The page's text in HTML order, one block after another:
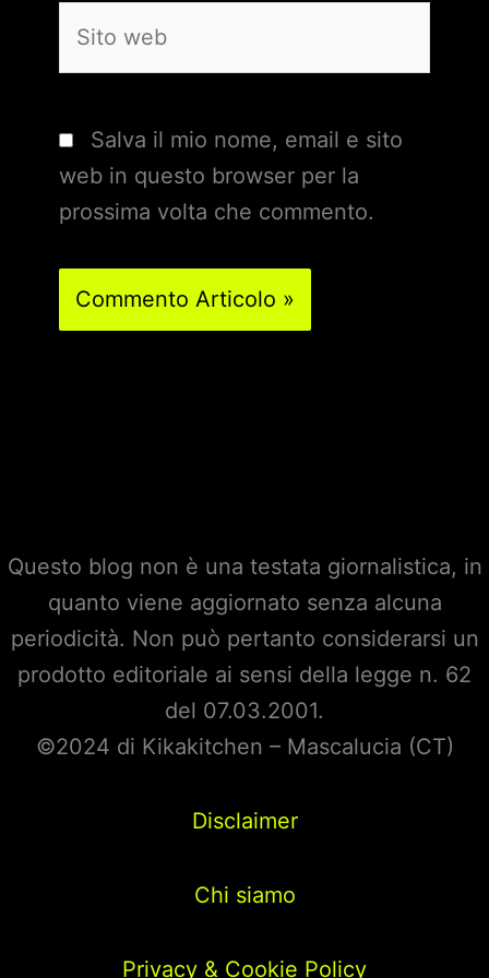
web
Salva il mio nome, email e sito
web in questo browser per la
prossima volta che commento.
Questo blog non è una testata giornalistica, in
quanto viene aggiornato senza alcuna
periodicità. Non può pertanto considerarsi un
prodotto editoriale ai sensi della legge n. 62
del 07.03.2001.
©2024 di Kikakitchen – Mascalucia (CT)
Disclaimer
Chi siamo
Privacy & Cookie Policy